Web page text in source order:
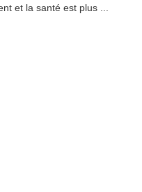
et la santé est plus ...